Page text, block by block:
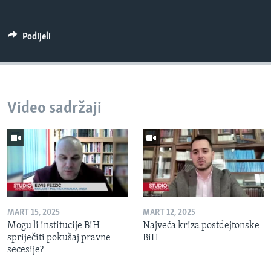
Podijeli
Video sadržaji
MART 15, 2025
Mogu li institucije BiH
spriječiti pokušaj pravne
secesije?
MART 12, 2025
Najveća kriza postdejtonske
BiH